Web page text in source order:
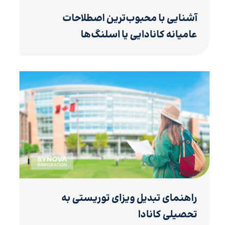
آشنایی با محبوب‌ترین اصطلاحات
عامیانه کانادایی یا اسلنگ‌ها
راهنمای تبدیل ویزای توریستی به
تحصیلی کانادا